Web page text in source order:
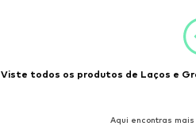
Viste todos os produtos de Laços e
Aqui encontras